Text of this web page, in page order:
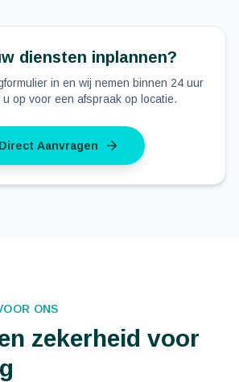
diensten inplannen?
in en wij nemen binnen 24 uur
u op voor een afspraak op locatie.
Direct Aanvragen
ONS
zekerheid voor